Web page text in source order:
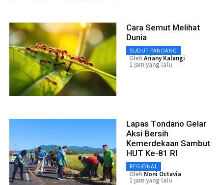
Cara Semut Melihat
Dunia
SUDUT PANDANG
OlehAriany Kalangi
1 jam yang lalu
Lapas Tondano Gelar
Aksi Bersih
Kemerdekaan Sambut
HUT Ke-81 RI
REGIONAL
Oleh Noni Octavia
1 jam yang lalu